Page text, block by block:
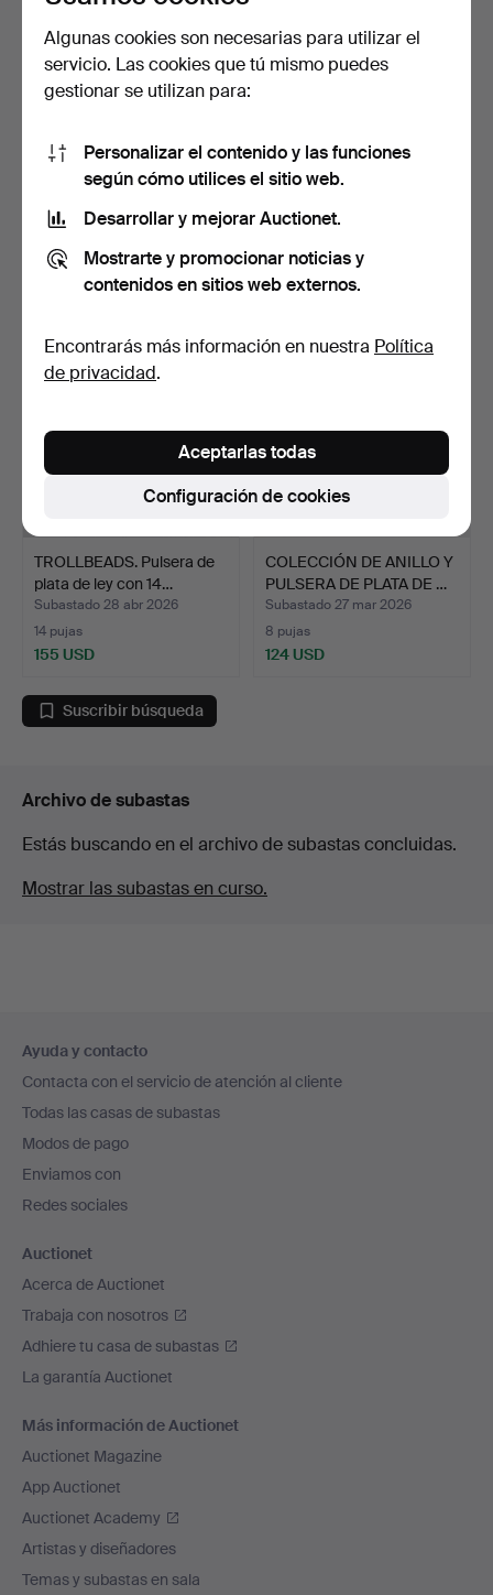
TROLLBEADS. Pulsera de
plata de ley con 14…
6 pujas
140 USD
TROLLBEADS. Pulsera de
plata de ley con 16…
5 pujas
148 USD
TROLLBEADS. Pulsera de
plata de ley con 14…
Subastado 28 abr 2026
14 pujas
155 USD
COLECCIÓN DE ANILLO Y
PULSERA DE PLATA DE …
Subastado 27 mar 2026
8 pujas
124 USD
Suscribir búsqueda
Archivo de subastas
Estás buscando en el archivo de subastas concluidas.
Mostrar las subastas en curso.
en
el
pie
de
página
Ayuda y contacto
Contacta con el servicio de atención al cliente
Todas las casas de subastas
Modos de pago
Enviamos con
Redes sociales
Auctionet
Acerca de Auctionet
Trabaja con nosotros
Adhiere tu casa de subastas
La garantía Auctionet
Más información de Auctionet
Auctionet Magazine
App Auctionet
Auctionet Academy
Artistas y diseñadores
Temas y subastas en sala
Algunas cookies son necesarias para utilizar el
servicio. Las cookies que tú mismo puedes
gestionar se utilizan para:
Personalizar el contenido y las funciones
según cómo utilices el sitio web.
Desarrollar y mejorar Auctionet.
Mostrarte y promocionar noticias y
contenidos en sitios web externos.
Encontrarás más información en nuestra Política
de privacidad.
Configuración de cookies
Aceptarlas todas